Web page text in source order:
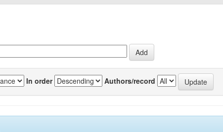
In order Authors/record